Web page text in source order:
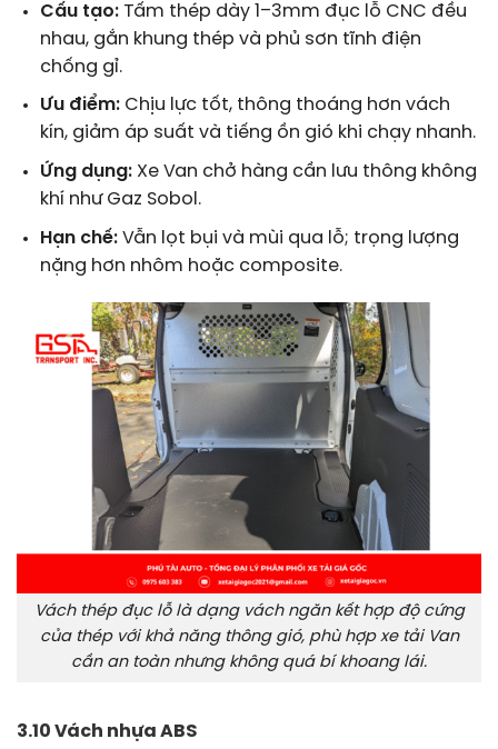
Cấu tạo:Tấm thép dày 1–3mm đục lỗ CNC đều
nhau, gắn khung thép và phủ sơn tĩnh điện
chống gỉ.
Ưu điểm:Chịu lực tốt, thông thoáng hơn vách
kín, giảm áp suất và tiếng ồn gió khi chạy nhanh.
Ứng dụng:Xe Van chở hàng cần lưu thông không
khí như Gaz Sobol.
Hạn chế:Vẫn lọt bụi và mùi qua lỗ; trọng lượng
nặng hơn nhôm hoặc composite.
Vách thép đục lỗ là dạng vách ngăn kết hợp độ cứng
của thép với khả năng thông gió, phù hợp xe tải Van
cần an toàn nhưng không quá bí khoang lái.
3.10 Vách nhựa ABS